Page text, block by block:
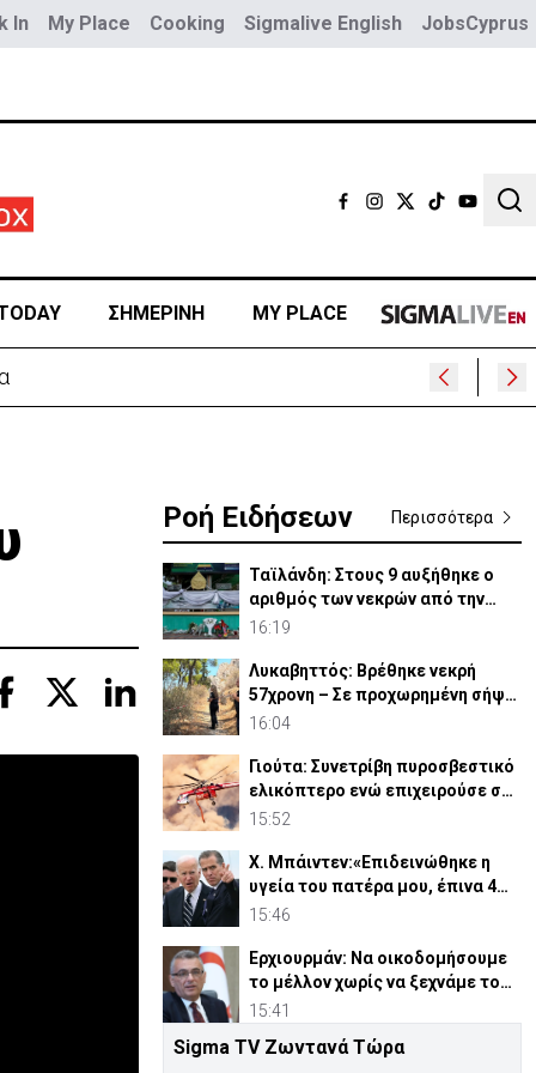
In My Place Cooking Sigmalive English JobsCyprus
ΣΗΜΕΡΙΝΗ MY PLACE
Ροή Ειδήσεων Περισσότερα
Ταϊλάνδη: Στους 9 αυξήθηκε ο
αριθμός των νεκρών από την
επίθεση σε σχολείο
16:19
Λυκαβηττός: Βρέθηκε νεκρή
57χρονη – Σε προχωρημένη σήψη
η σορός
16:04
Γιούτα: Συνετρίβη πυροσβεστικό
ελικόπτερο ενώ επιχειρούσε σε
δασική πυρκαγιά
15:52
Χ. Μπάιντεν:«Επιδεινώθηκε η
υγεία του πατέρα μου, έπινα 4
λίτρα βότκα τη μέρα»
15:46
Ερχιουρμάν: Να οικοδομήσουμε
το μέλλον χωρίς να ξεχνάμε το
παρελθόν
15:41
Θαλάσσια επιβατική σύνδεση με
Sigma TV Ζωντανά Τώρα